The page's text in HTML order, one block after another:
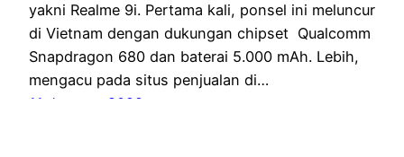
yakni Realme 9i. Pertama kali, ponsel ini meluncur
di Vietnam dengan dukungan chipset Qualcomm
Snapdragon 680 dan baterai 5.000 mAh. Lebih,
mengacu pada situs penjualan di…
11 January 2022